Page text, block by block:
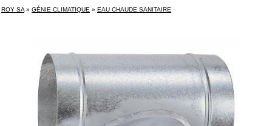
ROY SA » GÉNIE CLIMATIQUE » EAU CHAUDE SANITAIRE